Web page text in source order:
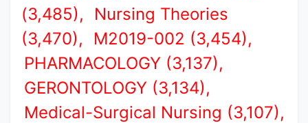
(3,485),
Nursing Theories
(3,470),
M2019-002 (3,454),
PHARMACOLOGY (3,137),
GERONTOLOGY (3,134),
Medical-Surgical Nursing (3,107),